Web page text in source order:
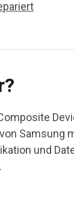
Samsung
und